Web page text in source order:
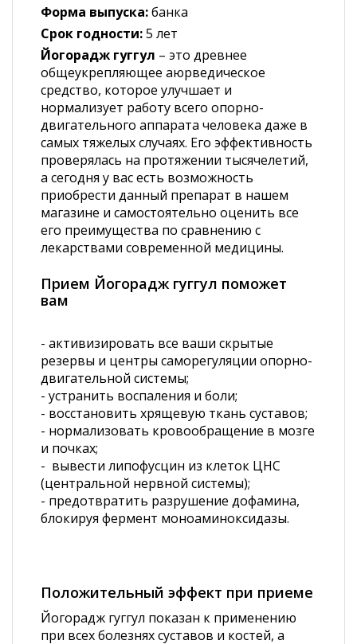
Форма выпуска:банка
Срок годности:5 лет
Йогорадж гуггул – это древнее
общеукрепляющее аюрведическое
средство, которое улучшает и
нормализует работу всего опорно-
двигательного аппарата человека даже в
самых тяжелых случаях. Его эффективность
проверялась на протяжении тысячелетий,
а сегодня у вас есть возможность
приобрести данный препарат в нашем
магазине и самостоятельно оценить все
его преимущества по сравнению с
лекарствами современной медицины.
Прием Йогорадж гуггул поможет
вам
- активизировать все ваши скрытые
резервы и центры саморегуляции опорно-
двигательной системы;
- устранить воспаления и боли;
- восстановить хрящевую ткань суставов;
- нормализовать кровообращение в мозге
и почках;
- вывести липофусцин из клеток ЦНС
(центральной нервной системы);
- предотвратить разрушение дофамина,
блокируя фермент моноаминоксидазы.
Положительный эффект при приеме
Йогорадж гуггул показан к применению
при всех болезнях суставов и костей, а